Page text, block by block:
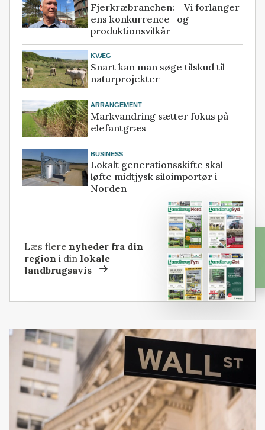
Fjerkræbranchen: - Vi forlanger
ens konkurrence- og
produktionsvilkår
KVÆG
Snart kan man søge tilskud til
naturprojekter
ARRANGEMENT
Markvandring sætter fokus på
elefantgræs
BUSINESS
Lokalt generationsskifte skal
løfte midtjysk siloimportør i
Norden
Læs flere nyheder fra din
region i dinlokale
landbrugsavis